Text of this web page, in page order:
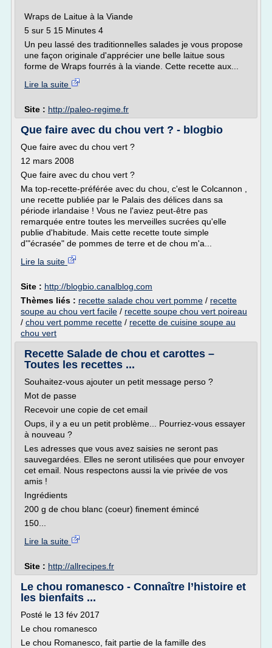
Wraps de Laitue à la Viande
5 sur 5 15 Minutes 4
Un peu lassé des traditionnelles salades je vous propose
une façon originale d'apprécier une belle laitue sous
forme de Wraps fourrés à la viande. Cette recette aux...
Lire la suite
Site : http://paleo-regime.fr
Que faire avec du chou vert ? - blogbio
Que faire avec du chou vert ?
12 mars 2008
Que faire avec du chou vert ?
Ma top-recette-préférée avec du chou, c'est le Colcannon ,
une recette publiée par le Palais des délices dans sa
période irlandaise ! Vous ne l'aviez peut-être pas
remarquée entre toutes les merveilles sucrées qu'elle
publie d'habitude. Mais cette recette toute simple
d'"écrasée" de pommes de terre et de chou m'a...
Lire la suite
Site : http://blogbio.canalblog.com
Thèmes liés : recette salade chou vert pomme / recette
soupe au chou vert facile / recette soupe chou vert poireau
/ chou vert pomme recette / recette de cuisine soupe au
chou vert
Recette Salade de chou et carottes –
Toutes les recettes ...
Souhaitez-vous ajouter un petit message perso ?
Mot de passe
Recevoir une copie de cet email
Oups, il y a eu un petit problème... Pourriez-vous essayer
à nouveau ?
Les adresses que vous avez saisies ne seront pas
sauvegardées. Elles ne seront utilisées que pour envoyer
cet email. Nous respectons aussi la vie privée de vos
amis !
Ingrédients
200 g de chou blanc (coeur) finement émincé
150...
Lire la suite
Site : http://allrecipes.fr
Le chou romanesco - Connaître l’histoire et
les bienfaits ...
Posté le 13 fév 2017
Le chou romanesco
Le chou Romanesco, fait partie de la famille des